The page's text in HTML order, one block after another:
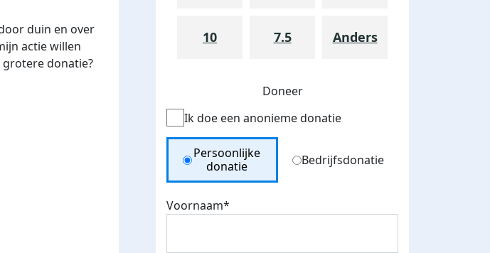
duin en over
actie willen
grotere donatie?
10 7.5 Anders
Doneer
Ik doe een anonieme donatie
Donation Type
Persoonlijke
donatie
Bedrijfsdonatie
Voornaam*